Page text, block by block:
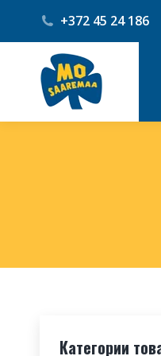
+372 45 24 186
Категории